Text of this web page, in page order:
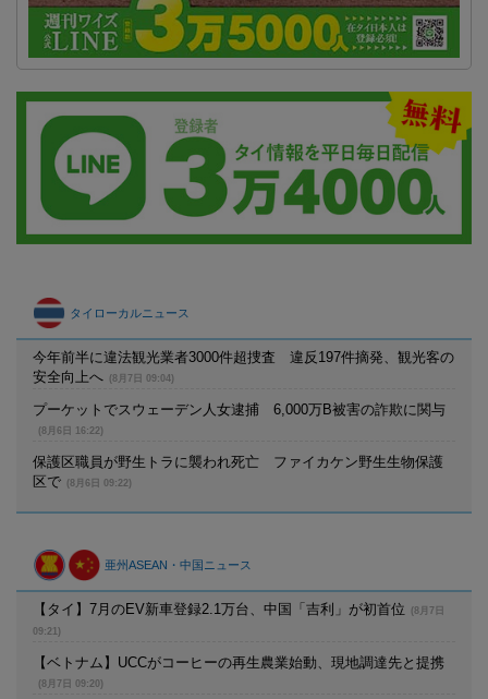
タイローカルニュース
今年前半に違法観光業者3000件超捜査 違反197件摘発、観光客の
安全向上へ
(8月7日 09:04)
プーケットでスウェーデン人女逮捕 6,000万B被害の詐欺に関与
(8月6日 16:22)
保護区職員が野生トラに襲われ死亡 ファイカケン野生生物保護
区で
(8月6日 09:22)
亜州ASEAN・中国ニュース
【タイ】7月のEV新車登録2.1万台、中国「吉利」が初首位
(8月7日
09:21)
【ベトナム】UCCがコーヒーの再生農業始動、現地調達先と提携
(8月7日 09:20)